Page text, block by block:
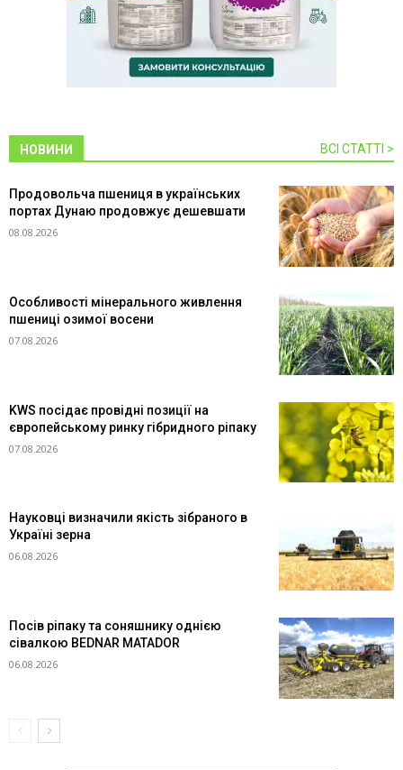
НОВИНИ ВСІ СТАТТІ >
Продовольча пшениця в українських
портах Дунаю продовжує дешевшати
08.08.2026
Особливості мінерального живлення
пшениці озимої восени
07.08.2026
KWS посідає провідні позиції на
європейському ринку гібридного ріпаку
07.08.2026
Науковці визначили якість зібраного в
Україні зерна
06.08.2026
Посів ріпаку та соняшнику однією
сівалкою BEDNAR MATADOR
06.08.2026